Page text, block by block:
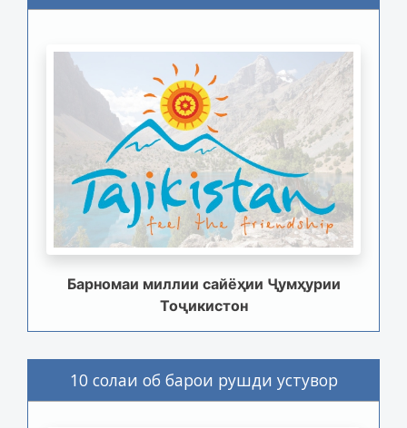
Барномаи миллии сайёҳии Ҷумҳурии
Тоҷикистон
10 солаи об барои рушди устувор